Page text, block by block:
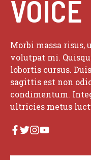
VOICE
Morbi massa
volutpat mi.
lobortis cursus.
sagittis est non
condimentum.
ultricies metus